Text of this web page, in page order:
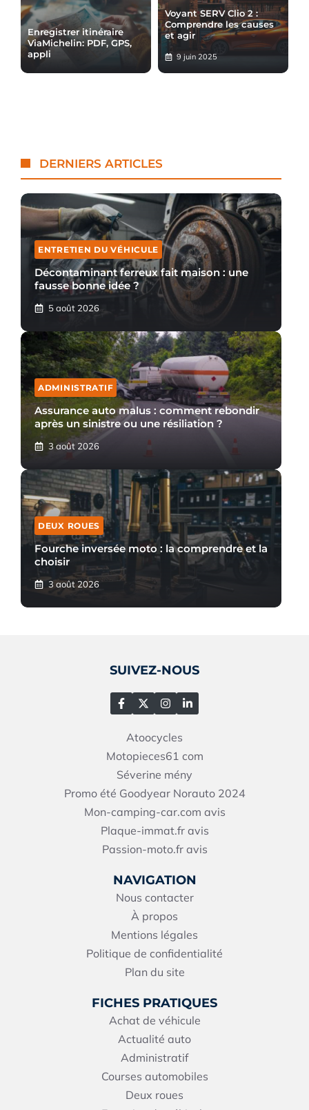
Enregistrer itinéraire
ViaMichelin: PDF, GPS,
appli
Voyant SERV Clio 2 :
Comprendre les causes
et agir
9 juin 2025
DERNIERS ARTICLES
ENTRETIEN DU VÉHICULE
Décontaminant ferreux fait maison : une
fausse bonne idée ?
5 août 2026
ADMINISTRATIF
Assurance auto malus : comment rebondir
après un sinistre ou une résiliation ?
3 août 2026
DEUX ROUES
Fourche inversée moto : la comprendre et la
choisir
3 août 2026
FICHES PRATIQUES
Achat de véhicule
Actualité auto
Administratif
Courses automobiles
Deux roues
NAVIGATION
Nous contacter
À propos
Mentions légales
Politique de confidentialité
Plan du site
SUIVEZ-NOUS
Atoocycles
Motopieces61 com
Séverine mény
Promo été Goodyear Norauto 2024
Mon-camping-car.com avis
Plaque-immat.fr avis
Passion-moto.fr avis